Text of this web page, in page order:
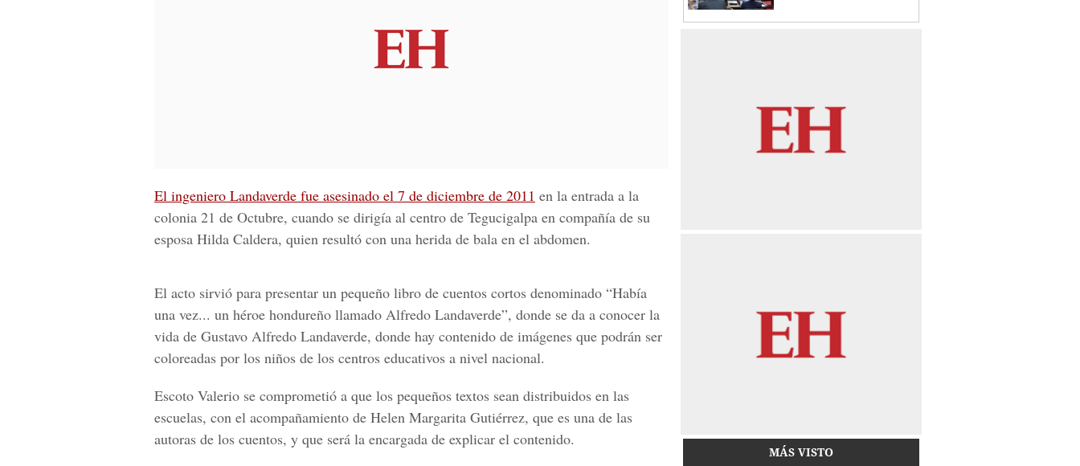
El ingeniero Landaverde fue asesinado el 7 de diciembre de 2011 en la entrada a la
colonia 21 de Octubre, cuando se dirigía al centro de Tegucigalpa en compañía de su
esposa Hilda Caldera, quien resultó con una herida de bala en el abdomen.
El acto sirvió para presentar un pequeño libro de cuentos cortos denominado “Había
una vez... un héroe hondureño llamado Alfredo Landaverde”, donde se da a conocer la
vida de Gustavo Alfredo Landaverde, donde hay contenido de imágenes que podrán ser
coloreadas por los niños de los centros educativos a nivel nacional.
Escoto Valerio se comprometió a que los pequeños textos sean distribuidos en las
escuelas, con el acompañamiento de Helen Margarita Gutiérrez, que es una de las
autoras de los cuentos, y que será la encargada de explicar el contenido.
MÁS VISTO